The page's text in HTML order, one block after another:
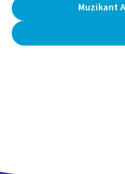
Muzikant